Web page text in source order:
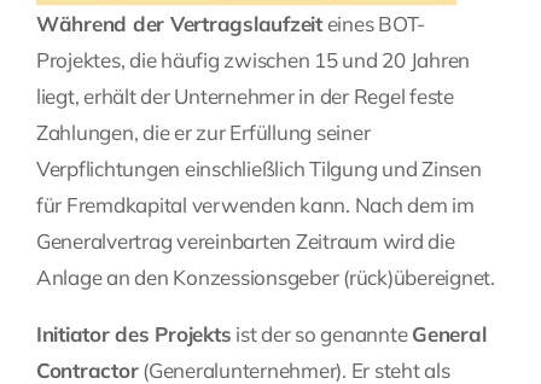
Während der Vertragslaufzeiteines BOT-
Projektes, die häufig zwischen 15 und 20 Jahren
liegt, erhält der Unternehmer in der Regel feste
Zahlungen, die er zur Erfüllung seiner
Verpflichtungen einschließlich Tilgung und Zinsen
für Fremdkapital verwenden kann. Nach dem im
Generalvertrag vereinbarten Zeitraum wird die
Anlage an den Konzessionsgeber (rück)übereignet.
Initiator des Projekts ist der so genannteGeneral
Contractor(Generalunternehmer). Er steht als